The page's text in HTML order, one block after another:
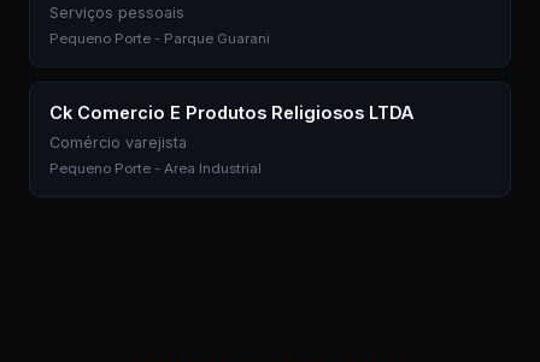
Serviços pessoais
Pequeno Porte - Parque Guarani
Ck Comercio E Produtos Religiosos LTDA
Comércio varejista
Pequeno Porte - Area Industrial